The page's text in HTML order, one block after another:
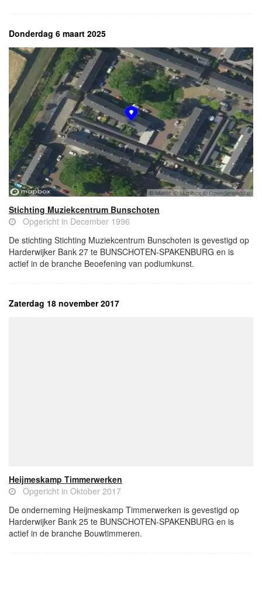
Donderdag 6 maart 2025
Stichting Muziekcentrum Bunschoten
Opgericht in December 1996
De stichting Stichting Muziekcentrum Bunschoten is gevestigd op
Harderwijker Bank 27 te BUNSCHOTEN-SPAKENBURG en is
actief in de branche Beoefening van podiumkunst.
Zaterdag 18 november 2017
Heijmeskamp Timmerwerken
Opgericht in Oktober 2017
De onderneming Heijmeskamp Timmerwerken is gevestigd op
Harderwijker Bank 25 te BUNSCHOTEN-SPAKENBURG en is
actief in de branche Bouwtimmeren.